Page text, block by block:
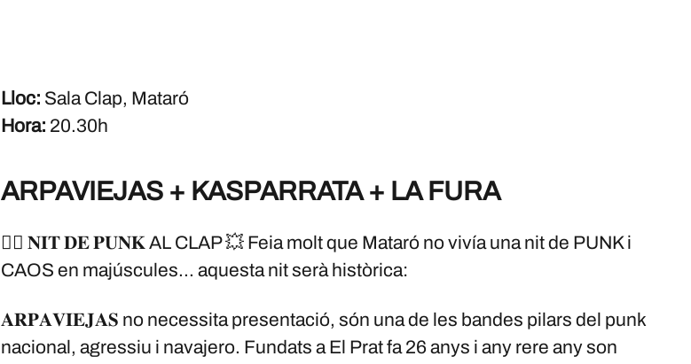
Lloc: Sala Clap, Mataró
Hora: 20.30h
ARPAVIEJAS + KASPARRATA + LA FURA
🏴‍☠️ 𝐍𝐈𝐓 𝐃𝐄 𝐏𝐔𝐍𝐊 AL CLAP 💥 Feia molt que Mataró no vivía una nit de PUNK i
CAOS en majúscules... aquesta nit serà històrica:
𝐀𝐑𝐏𝐀𝐕𝐈𝐄𝐉𝐀𝐒 no necessita presentació, són una de les bandes pilars del punk
nacional, agressiu i navajero. Fundats a El Prat fa 26 anys i any rere any son